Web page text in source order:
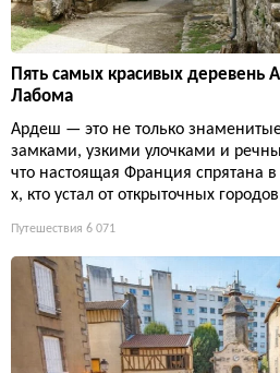
Пять самых красивых деревень
Лабома
Ардеш — это не только
замками, узкими улочками и
что настоящая Франция спрятана
х, кто устал от открыточных
Путешествия 6 071